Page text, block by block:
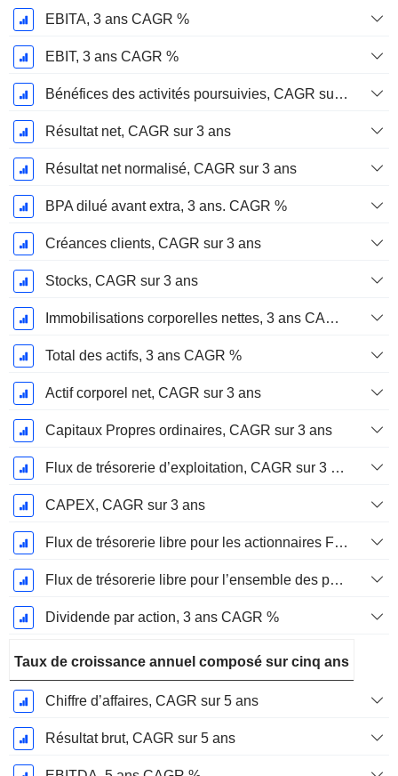
EBITA, 3 ans CAGR %
EBIT, 3 ans CAGR %
Bénéfices des activités poursuivies, CAGR sur 3 ans
Résultat net, CAGR sur 3 ans
Résultat net normalisé, CAGR sur 3 ans
BPA dilué avant extra, 3 ans. CAGR %
Créances clients, CAGR sur 3 ans
Stocks, CAGR sur 3 ans
Immobilisations corporelles nettes, 3 ans CAGR %
Total des actifs, 3 ans CAGR %
Actif corporel net, CAGR sur 3 ans
Capitaux Propres ordinaires, CAGR sur 3 ans
Flux de trésorerie d’exploitation, CAGR sur 3 ans
CAPEX, CAGR sur 3 ans
Flux de trésorerie libre pour les actionnaires FCFE, CAGR sur 3 ans
Flux de trésorerie libre pour l’ensemble des pourvoyeurs de fonds (créanciers et actionnaires) FCFF, CAGR sur 3 ans
Dividende par action, 3 ans CAGR %
Taux de croissance annuel composé sur cinq ans
Chiffre d’affaires, CAGR sur 5 ans
Résultat brut, CAGR sur 5 ans